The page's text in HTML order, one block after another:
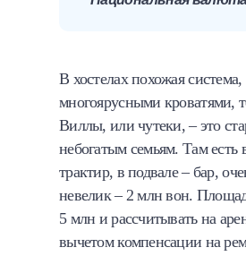
В хостелах похожая
многоярусными кроватями,
Виллы, или чутеки, – это
небогатым семьям. Там
трактир, в подвале – бар,
невелик – 2 млн вон.
5 млн и рассчитывать на
вычетом компенсации на